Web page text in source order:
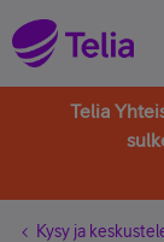
Telia
Kysy ja